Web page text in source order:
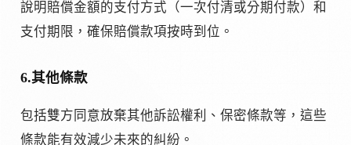
說明賠償金額的支付方式（一次付清或分期付款）和
支付期限，確保賠償款項按時到位。
6.其他條款
包括雙方同意放棄其他訴訟權利、保密條款等，這些
條款能有效減少未來的糾紛。